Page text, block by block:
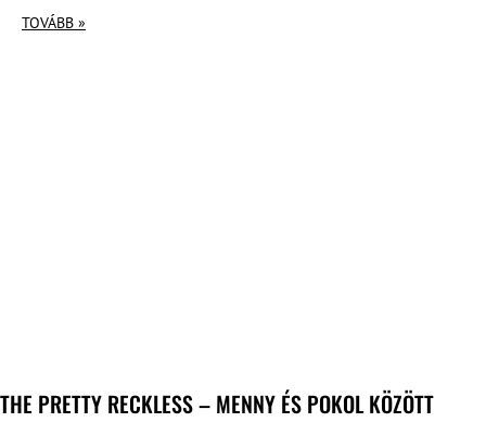
TOVÁBB »
THE PRETTY RECKLESS – MENNY ÉS POKOL KÖZÖTT